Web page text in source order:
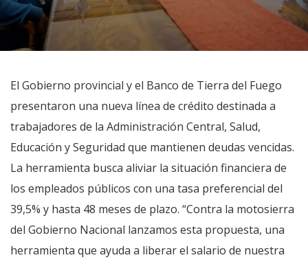
El Gobierno provincial y el Banco de Tierra del Fuego
presentaron una nueva línea de crédito destinada a
trabajadores de la Administración Central, Salud,
Educación y Seguridad que mantienen deudas vencidas.
La herramienta busca aliviar la situación financiera de
los empleados públicos con una tasa preferencial del
39,5% y hasta 48 meses de plazo. “Contra la motosierra
del Gobierno Nacional lanzamos esta propuesta, una
herramienta que ayuda a liberar el salario de nuestra